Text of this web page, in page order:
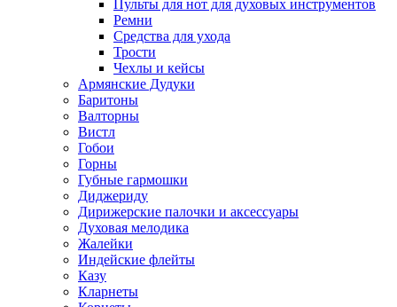
Пульты для нот для духовых инструментов
Ремни
Средства для ухода
Трости
Чехлы и кейсы
Армянские Дудуки
Баритоны
Валторны
Вистл
Гобои
Горны
Губные гармошки
Диджериду
Дирижерские палочки и аксессуары
Духовая мелодика
Жалейки
Индейские флейты
Казу
Кларнеты